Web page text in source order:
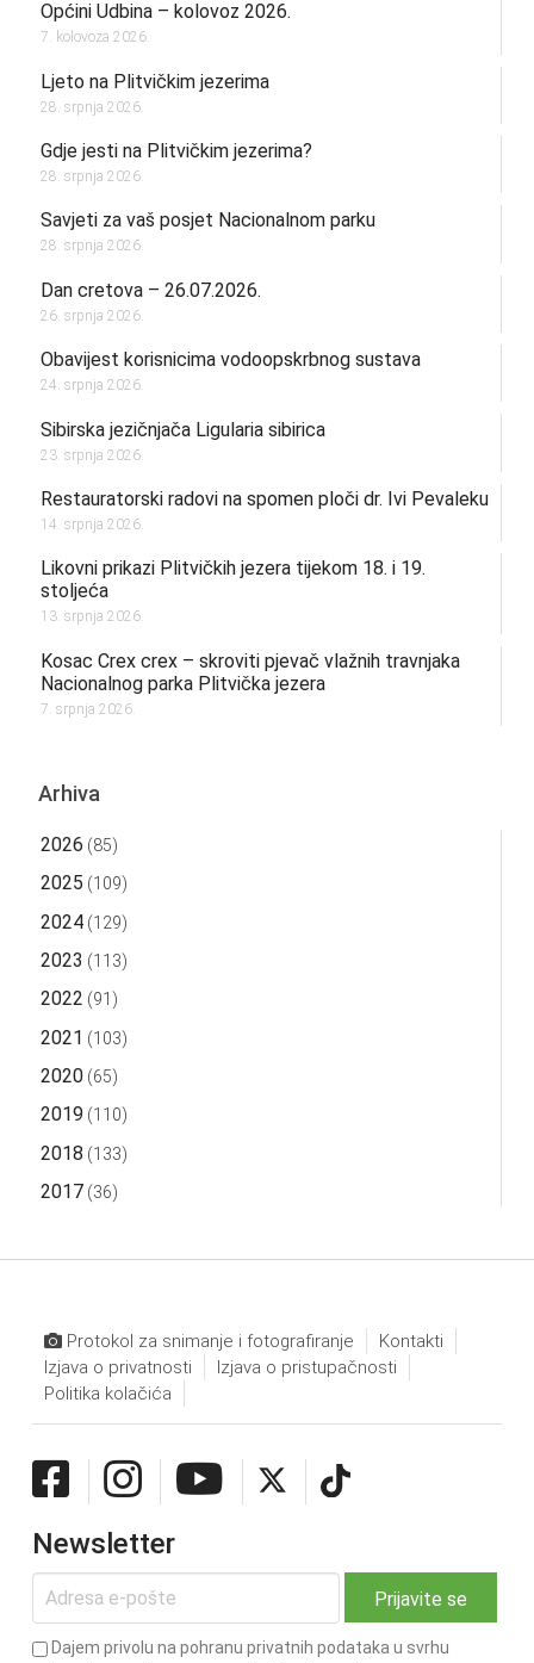
Općini Udbina – kolovoz 2026.
7. kolovoza 2026.
Ljeto na Plitvičkim jezerima
28. srpnja 2026.
Gdje jesti na Plitvičkim jezerima?
28. srpnja 2026.
Savjeti za vaš posjet Nacionalnom parku
28. srpnja 2026.
Dan cretova – 26.07.2026.
26. srpnja 2026.
Obavijest korisnicima vodoopskrbnog sustava
24. srpnja 2026.
Sibirska jezičnjača Ligularia sibirica
23. srpnja 2026.
Restauratorski radovi na spomen ploči dr. Ivi Pevaleku
14. srpnja 2026.
Likovni prikazi Plitvičkih jezera tijekom 18. i 19.
stoljeća
13. srpnja 2026.
Kosac Crex crex – skroviti pjevač vlažnih travnjaka
Nacionalnog parka Plitvička jezera
7. srpnja 2026.
Arhiva
2026 (85)
2025 (109)
2024(129)
2023 (113)
2022 (91)
2021 (103)
2020(65)
2019 (110)
2018 (133)
2017(36)
Protokol za snimanje i fotografiranje
Kontakti
Izjava o privatnosti
Izjava o pristupačnosti
Politika kolačića
Newsletter
Dajem privolu na pohranu privatnih podataka u svrhu